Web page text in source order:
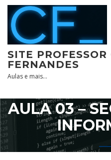
Skip
content
SITE PROFESSOR
FERNANDES
Aulas e mais…
AULA 03 –